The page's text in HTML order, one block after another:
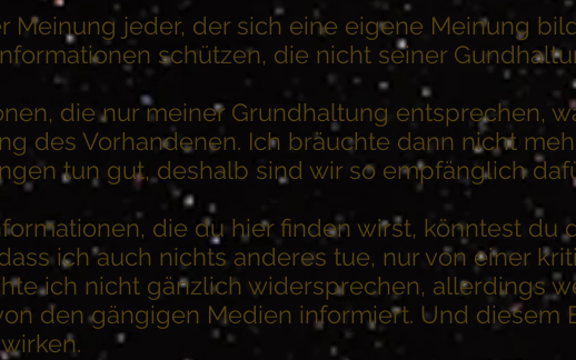
Meinung jeder, der sich eine eigene Meinung
schützen, die nicht seiner
die nur meiner Grundhaltung entsprechen,
des Vorhandenen. Ich bräuchte dann nicht
tun gut, deshalb sind wir so empfänglich
die du hier finden wirst, könntest du
ich auch nichts anderes tue, nur von einer
ich nicht gänzlich widersprechen, allerdings
den gängigen Medien informiert. Und diesem